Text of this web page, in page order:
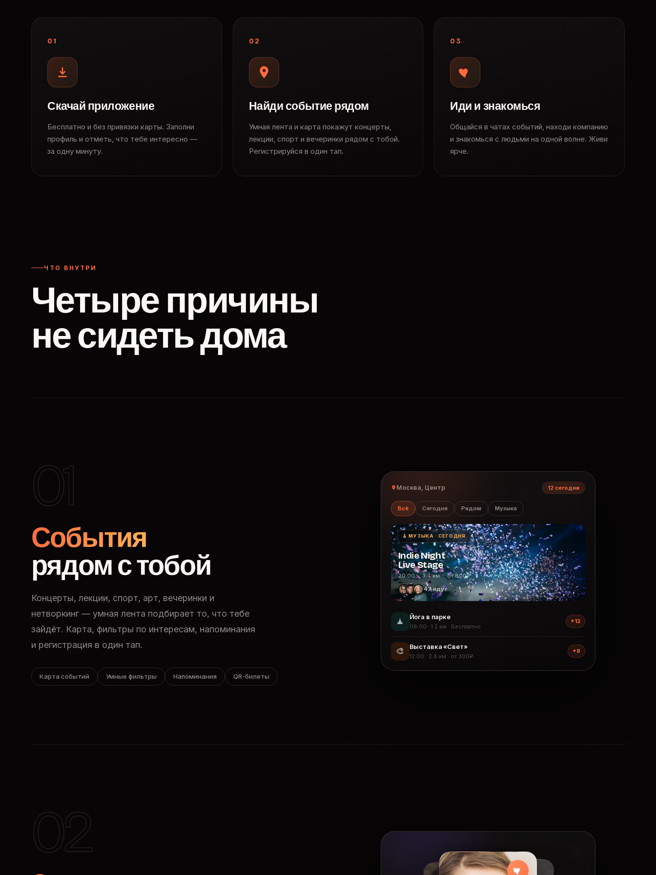
01
Скачай приложение
Бесплатно и без привязки карты. Заполни
профиль и отметь, что тебе интересно —
за одну минуту.
02
Найди событие рядом
Умная лента и карта покажут концерты,
лекции, спорт и вечеринки рядом с тобой.
Регистрируйся в один тап.
03
Иди и знакомься
Общайся в чатах событий, находи компанию
и знакомься с людьми на одной волне. Живи
ярче.
ЧТО ВНУТРИ
Четыре причины
не сидеть дома
01
События
рядом с тобой
Концерты, лекции, спорт, арт, вечеринки и
нетворкинг — умная лента подбирает то, что тебе
зайдёт. Карта, фильтры по интересам, напоминания
и регистрация в один тап.
Карта событий Умные фильтры Напоминания QR-билеты
Москва, Центр 12 сегодня
Всё Сегодня Рядом Музыка
🎸 МУЗЫКА · СЕГОДНЯ
Indie Night
Live Stage
20:00 · 3.4 км · от 800₽
47 идут
🧘 Йога в парке
08:00 · 1.2 км · Бесплатно
+12
🎨 Выставка «Свет»
12:00 · 2.8 км · от 300₽
+8
02